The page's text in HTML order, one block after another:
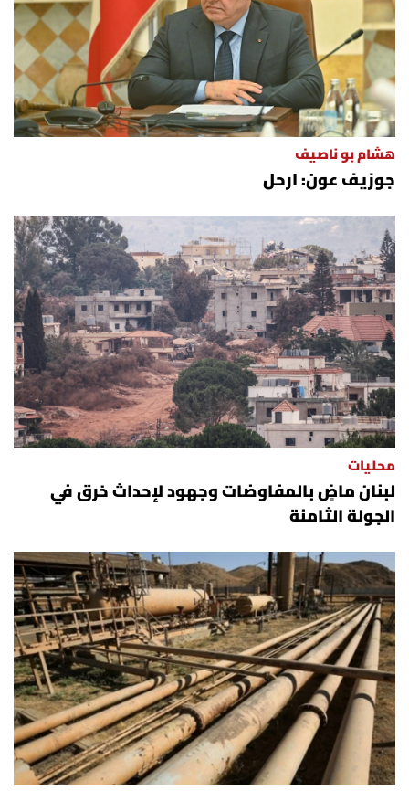
هشام بو ناصيف
جوزيف عون: ارحل
محليات
لبنان ماضٍ بالمفاوضات وجهود لإحداث خرق في
الجولة الثامنة